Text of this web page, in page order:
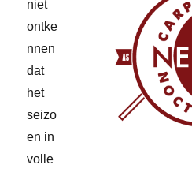
niet
ontke
nnen
dat
het
seizo
en in
volle